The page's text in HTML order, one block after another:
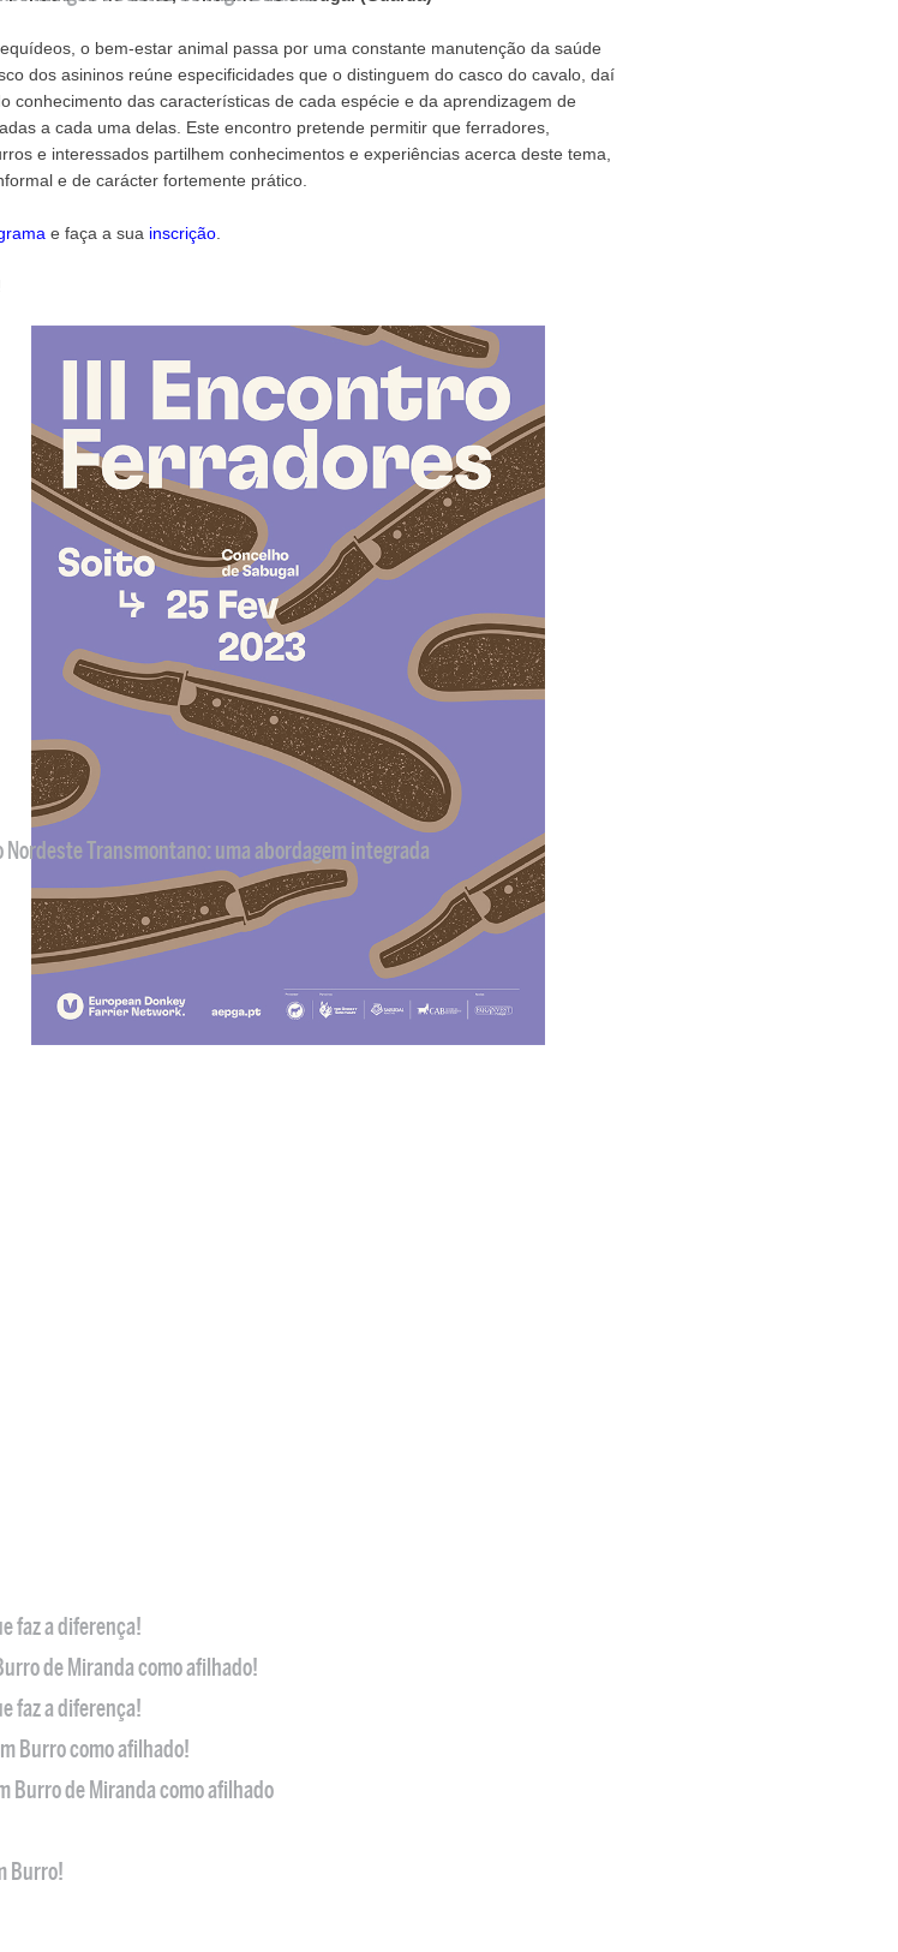
o bem-estar animal passa por uma constante manutenção da saúde
dos asininos reúne especificidades que o distinguem do casco do cavalo, daí
conhecimento das características de cada espécie e da aprendizagem de
a cada uma delas. Este encontro pretende permitir que ferradores,
e interessados partilhem conhecimentos e experiências acerca deste tema,
e de carácter fortemente prático.
e faça a sua inscrição
Transmontano: uma abordagem integrada
faz a diferença!
de Miranda como afilhado!
faz a diferença!
Burro como afilhado!
Burro de Miranda como afilhado
Burro!